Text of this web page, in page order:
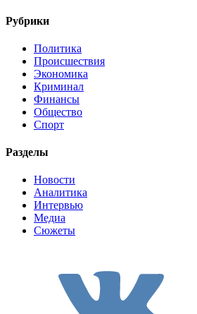
Рубрики
Политика
Происшествия
Экономика
Криминал
Финансы
Общество
Спорт
Разделы
Новости
Аналитика
Интервью
Медиа
Сюжеты